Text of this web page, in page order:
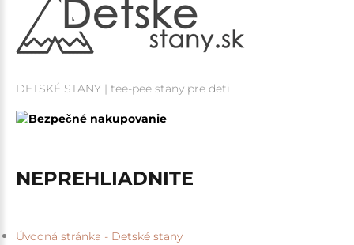
DETSKÉ STANY | tee-pee stany pre deti
NEPREHLIADNITE
Úvodná stránka - Detské stany